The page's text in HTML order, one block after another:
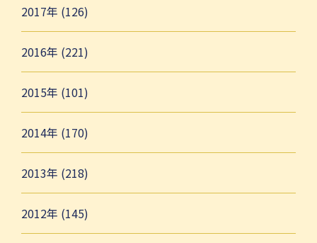
2017年 (126)
2016年 (221)
2015年 (101)
2014年 (170)
2013年 (218)
2012年 (145)